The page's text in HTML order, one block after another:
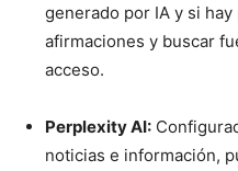
generado por IA y si
afirmaciones y buscar
acceso.
Perplexity AI:
noticias e información,